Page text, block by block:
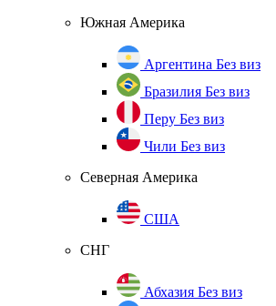
Южная Америка
Аргентина Без виз
Бразилия Без виз
Перу Без виз
Чили Без виз
Северная Америка
США
СНГ
Абхазия Без виз